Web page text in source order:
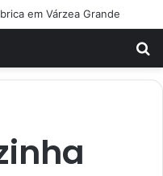
em Várzea Grande